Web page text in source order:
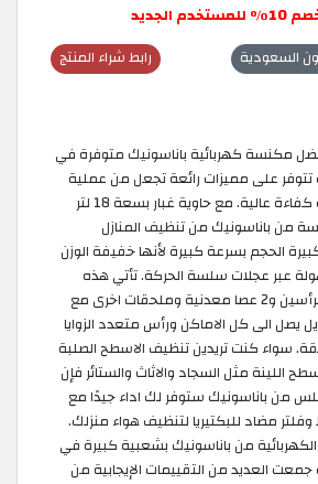
رابط شراء المنتج السعودية
مكنسة كهربائية باناسونيك متوفرة في
على مميزات رائعة تجعل من عملية
التنظيف سهلة وذات كفاءة عالية. مع حاوية غبار بسعة 18 لتر
من باناسونيك من تنظيف المنازل
الحجم بسرعة كبيرة لأنها خفيفة الوزن
عبر عجلات سلسة الحركة. تأتي هذه
المكنسة الكهربائية برأسين و2 عصا معدنية وملحقات اخرى مع
الى كل الاماكن ورأس متعدد الزوايا
سواء كنت تريدين تنظيف الاسطح الصلبة
اللينة مثل السجاد والاثاث والستائر فإن
من باناسونيك ستوفر لك اداء جيدًا مع
2000 واط وفلتر مضاد للبكتيريا لتنظيف هواء منزلك.
من باناسونيك بشعبية كبيرة في
العديد من التقييمات الإيجابية من